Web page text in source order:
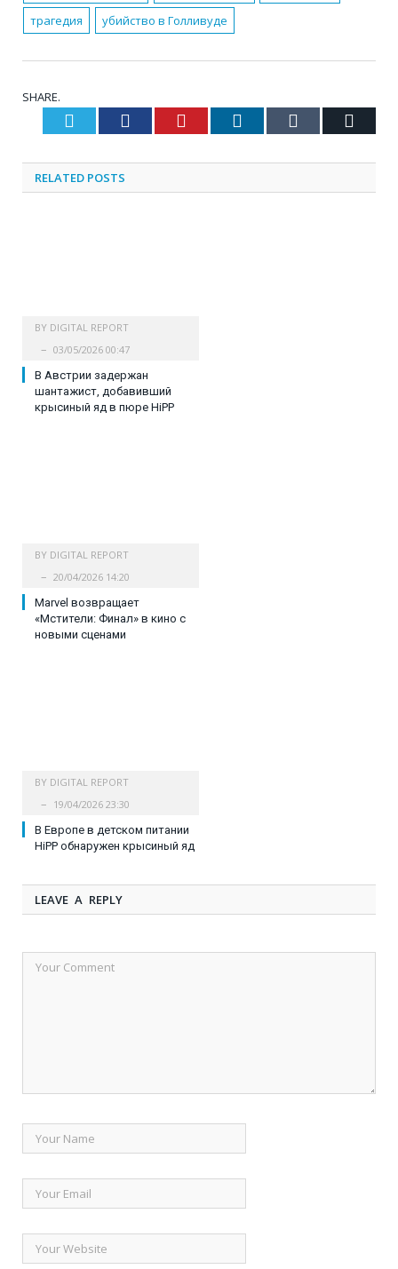
трагедия
убийство в Голливуде
SHARE.
Twitter Facebook Pinterest LinkedIn Tumblr
RELATED POSTS
BY DIGITAL REPORT
03/05/2026 00:47
В Австрии задержан
шантажист, добавивший
крысиный яд в пюре HiPP
BY DIGITAL REPORT
20/04/2026 14:20
Marvel возвращает
«Мстители: Финал» в кино с
новыми сценами
BY DIGITAL REPORT
19/04/2026 23:30
В Европе в детском питании
HiPP обнаружен крысиный яд
LEAVE A REPLY